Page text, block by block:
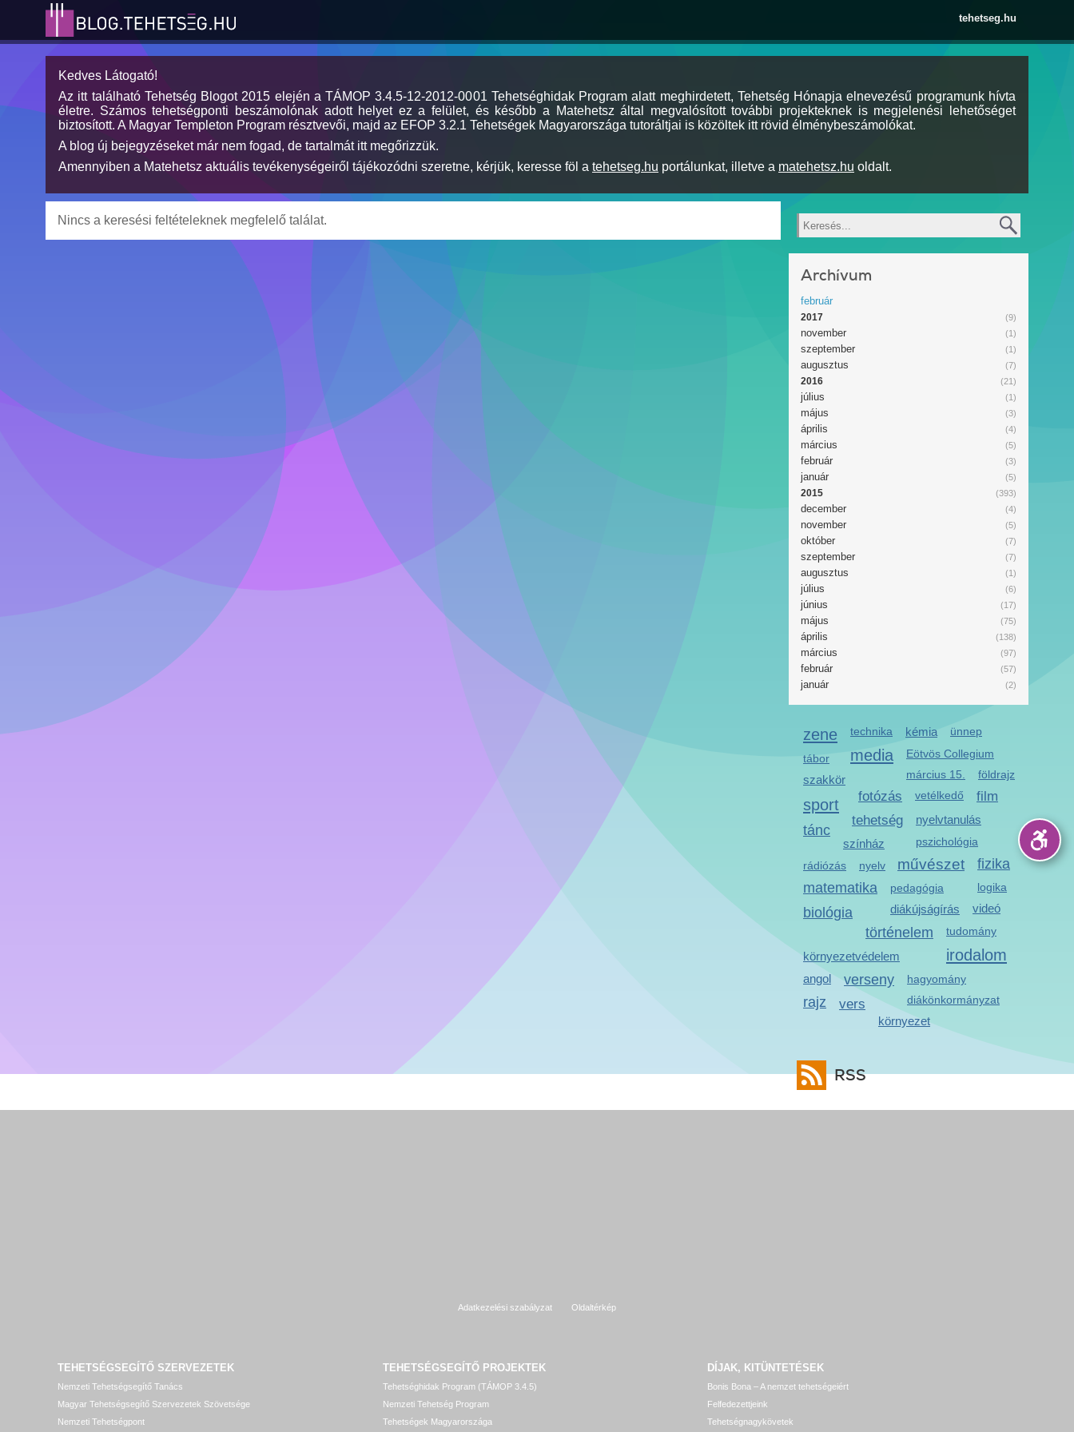
tehetseg.hu
Kedves Látogató!
Az itt található Tehetség Blogot 2015 elején a TÁMOP 3.4.5-12-2012-0001 Tehetséghidak Program alatt meghirdetett, Tehetség Hónapja elnevezésű programunk hívta
életre. Számos tehetségponti beszámolónak adott helyet ez a felület, és később a Matehetsz által megvalósított további projekteknek is megjelenési lehetőséget
biztosított. A Magyar Templeton Program résztvevői, majd az EFOP 3.2.1 Tehetségek Magyarországa tutoráltjai is közöltek itt rövid élménybeszámolókat.
A blog új bejegyzéseket már nem fogad, de tartalmát itt megőrizzük.
Amennyiben a Matehetsz aktuális tevékenységeiről tájékozódni szeretne, kérjük, keresse föl a tehetseg.hu portálunkat, illetve a matehetsz.hu oldalt.
Nincs a keresési feltételeknek megfelelő találat. Keresés
Archívum
február
(9)
2017
(1)
november
(1)
szeptember
(7)
augusztus
(21)
2016
(1)
július
(3)
május
(4)
április
(5)
március
(3)
február
(5)
január
(393)
2015
(4)
december
(5)
november
(7)
október
(7)
szeptember
(1)
augusztus
(6)
július
(17)
június
(75)
május
(138)
április
(97)
március
(57)
február
(2)
január
zene technika kémia ünnep
media
Eötvös Collegium
március 15.
földrajz
szakkör
fotózás vetélkedő film
sport
tehetség nyelvtanulás
tánc
pszichológia
színház
művészet fizika
rádiózás
matematika pedagógia
diákújságírás
tábor
nyelv
logika
biológia
történelem
videó
környezetvédelem
tudomány
irodalom
angol verseny
hagyomány
diákönkormányzat
rajz vers
környezet
RSS
Adatkezelési szabályzat Oldaltérkép
TEHETSÉGSEGÍTŐ SZERVEZETEK
Nemzeti Tehetségsegítő Tanács
Magyar Tehetségsegítő Szervezetek Szövetsége
Nemzeti Tehetségpont
TEHETSÉGSEGÍTŐ PROJEKTEK
Tehetséghidak Program (TÁMOP 3.4.5)
Nemzeti Tehetség Program
Tehetségek Magyarországa
DÍJAK, KITÜNTETÉSEK
Bonis Bona – A nemzet tehetségeiért
Felfedezettjeink
Tehetségnagykövetek